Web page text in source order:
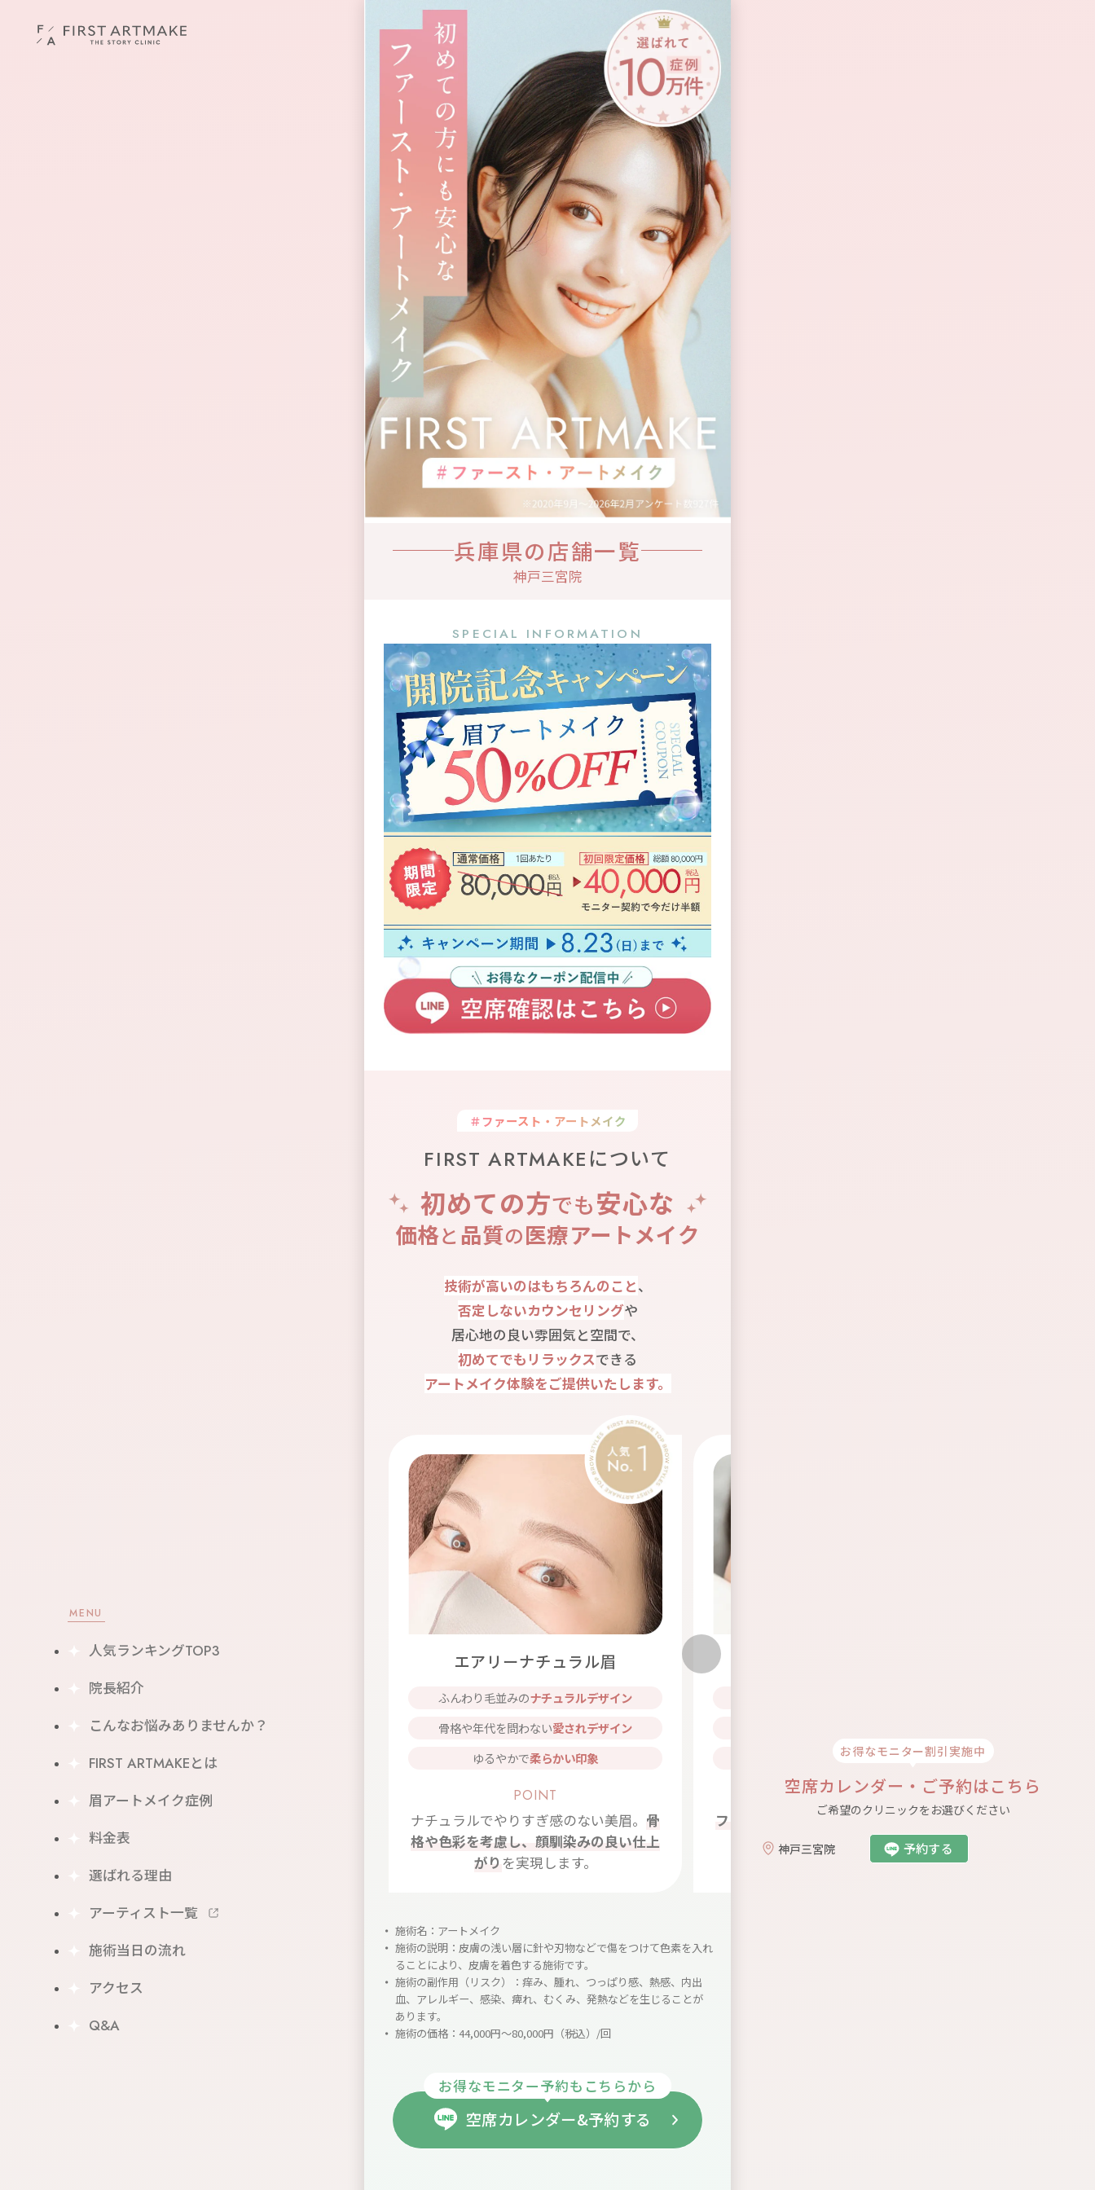
MENU
人気ランキングTOP3
院長紹介
こんなお悩みありませんか？
FIRST ARTMAKEとは
眉アートメイク症例
料金表
選ばれる理由
アーティスト一覧
施術当日の流れ
アクセス
Q&A
兵庫県の店舗一覧
神戸三宮院
SPECIAL INFORMATION
＃ファースト・アートメイク
FIRST ARTMAKEについて
初めての方でも安心な
価格と 品質の医療アートメイク
技術が高いのはもちろんのこと、
否定しないカウンセリングや
居心地の良い雰囲気と空間で、
初めてでもリラックスできる
アートメイク体験をご提供いたします。
エアリーナチュラル眉
ふんわり毛並みのナチュラルデザイン
骨格や年代を問わない愛されデザイン
ゆるやかで柔らかい印象
POINT
ナチュラルでやりすぎ感のない美眉。 骨
格や色彩を考慮し、顔馴染みの良い仕上
がり を実現します。
柔らかさと上品さの絶妙バランス
POINT
フェミニンな雰囲気と上品できれいめな
スタイルが好きな方にオススメ。
施術名：アートメイク
施術の説明：皮膚の浅い層に針や刃物などで傷をつけて色素を入れ
ることにより、皮膚を着色する施術です。
施術の副作用（リスク）：痒み、腫れ、つっぱり感、熱感、内出
血、アレルギー、感染、痺れ、むくみ、発熱などを生じることが
あります。
施術の価格：44,000円～80,000円（税込）/回
お得なモニター予約もこちらから
空席カレンダー&予約する
お得なモニター割引実施中
空席カレンダー・ご予約はこちら
ご希望のクリニックをお選びください
神戸三宮院 予約する